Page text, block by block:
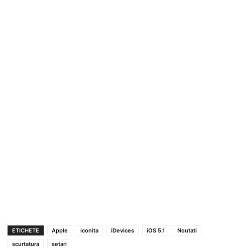
ETICHETE Apple iconita iDevices iOS 5.1
Noutati
scurtatura
setari